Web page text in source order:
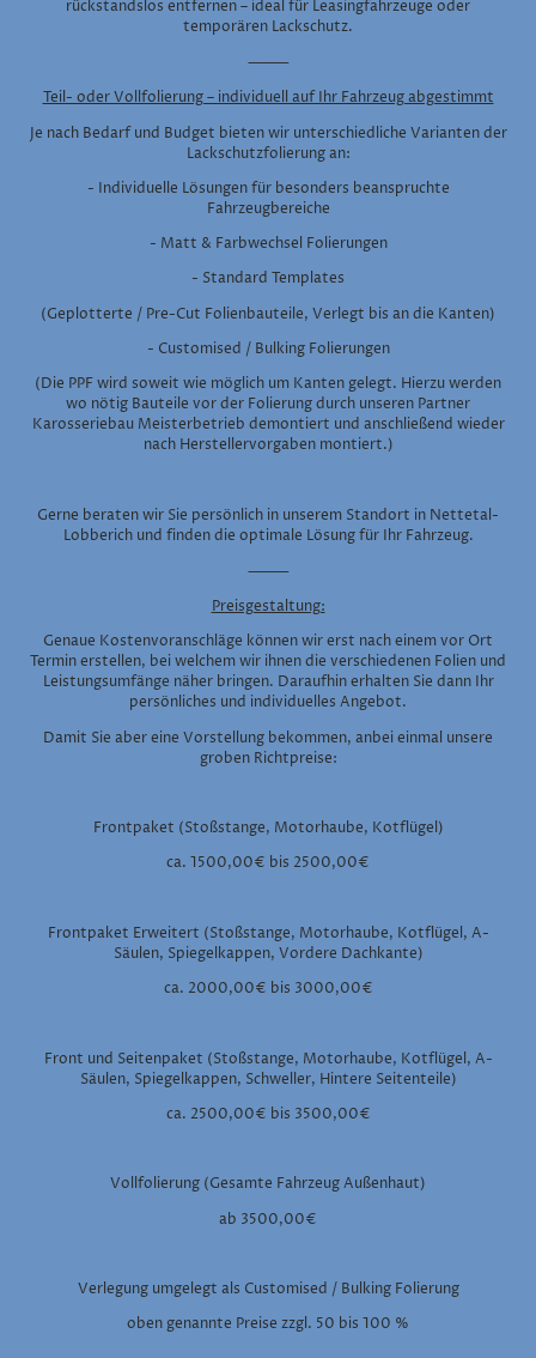
rückstandslos entfernen – ideal für Leasingfahrzeuge oder
temporären Lackschutz.
⸻
Teil- oder Vollfolierung – individuell auf Ihr Fahrzeug abgestimmt
Je nach Bedarf und Budget bieten wir unterschiedliche Varianten der
Lackschutzfolierung an:
- Individuelle Lösungen für besonders beanspruchte
Fahrzeugbereiche
- Matt & Farbwechsel Folierungen
- Standard Templates
(Geplotterte / Pre-Cut Folienbauteile, Verlegt bis an die Kanten)
- Customised / Bulking Folierungen
(Die PPF wird soweit wie möglich um Kanten gelegt. Hierzu werden
wo nötig Bauteile vor der Folierung durch unseren Partner
Karosseriebau Meisterbetrieb demontiert und anschließend wieder
nach Herstellervorgaben montiert.)
Gerne beraten wir Sie persönlich in unserem Standort in Nettetal-
Lobberich und finden die optimale Lösung für Ihr Fahrzeug.
⸻
Preisgestaltung:
Genaue Kostenvoranschläge können wir erst nach einem vor Ort
Termin erstellen, bei welchem wir ihnen die verschiedenen Folien und
Leistungsumfänge näher bringen. Daraufhin erhalten Sie dann Ihr
persönliches und individuelles Angebot.
Damit Sie aber eine Vorstellung bekommen, anbei einmal unsere
groben Richtpreise:
Frontpaket (Stoßstange, Motorhaube, Kotflügel)
ca. 1500,00€ bis 2500,00€
Frontpaket Erweitert (Stoßstange, Motorhaube, Kotflügel, A-
Säulen, Spiegelkappen, Vordere Dachkante)
ca. 2000,00€ bis 3000,00€
Front und Seitenpaket (Stoßstange, Motorhaube, Kotflügel, A-
Säulen, Spiegelkappen, Schweller, Hintere Seitenteile)
ca. 2500,00€ bis 3500,00€
Vollfolierung (Gesamte Fahrzeug Außenhaut)
ab 3500,00€
Verlegung umgelegt als Customised / Bulking Folierung
oben genannte Preise zzgl. 50 bis 100 %